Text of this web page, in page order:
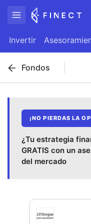
Invertir
Fondos
¡NO PIERDAS LA
¿Tu estrategia
GRATIS con un
del mercado